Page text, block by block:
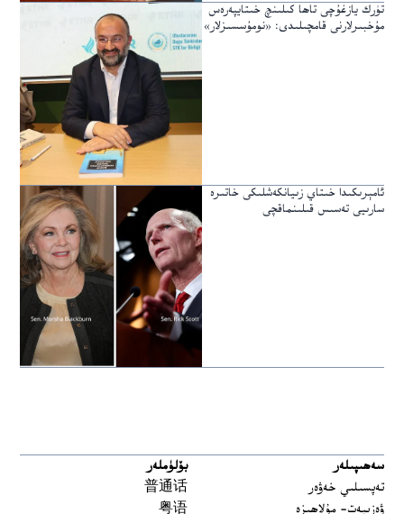
تۈرك يازغۇچى تاھا كىلىنچ خىتايپەرەس
مۇخبىرلارنى قامچىلىدى: «نومۇسسىزلار»
ئامېرىكىدا خىتاي زىيانكەشلىكى خاتىرە
سارىيى تەسىس قىلىنماقچى
سەھىپىلەر
تەپسىلىي خەۋەر
ۋەزىيەت- مۇلاھىزە
بۆلۈملەر
普通话
粤语